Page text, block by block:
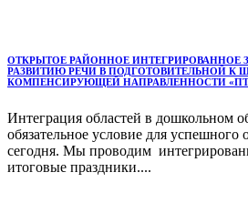
ОТКРЫТОЕ РАЙОННОЕ ИНТЕГРИРОВАННОЕ
РАЗВИТИЮ РЕЧИ В ПОДГОТОВИТЕЛЬНОЙ К
КОМПЕНСИРУЮЩЕЙ НАПРАВЛЕННОСТИ
Интеграция областей в дошкольном
обязательное условие для успешного
сегодня. Мы проводим
итоговые праздники....